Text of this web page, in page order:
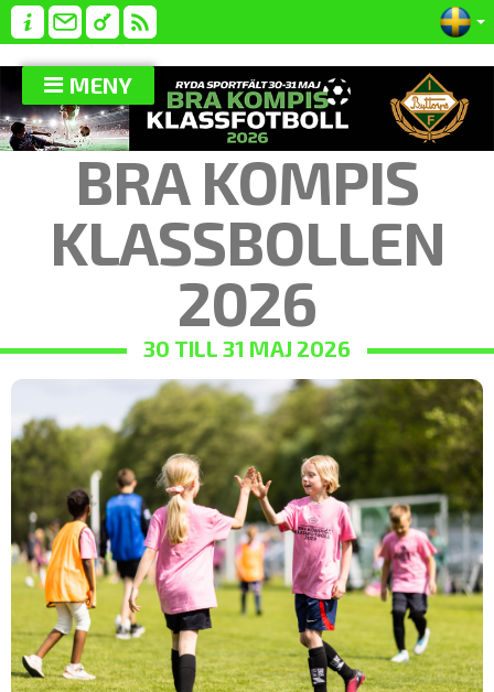
BRA KOMPIS
KLASSBOLLEN
2026
30 TILL 31 MAJ 2026
MENY